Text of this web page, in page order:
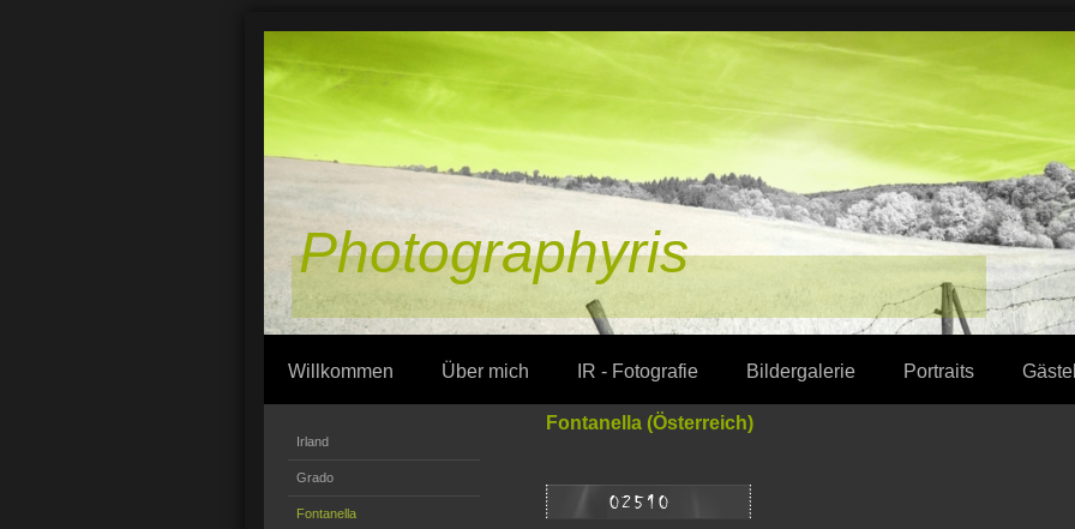
Photographyris
Willkommen Über mich IR - Fotografie Bildergalerie Portraits
Irland
Grado
Fontanella
Fontanella (Österreich)